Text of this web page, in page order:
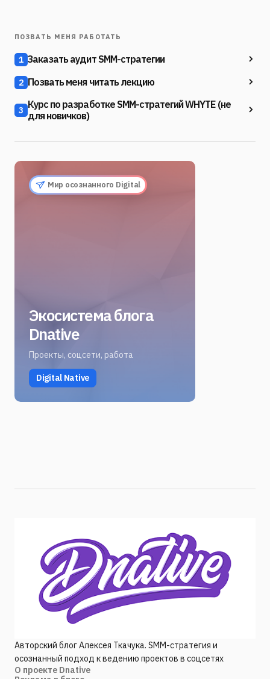
ПОЗВАТЬ МЕНЯ РАБОТАТЬ
1 Заказать аудит SMM-стратегии
2 Позвать меня читать лекцию
3 Курс по разработке SMM-стратегий WHYTE (не
для новичков)
Мир осознанного Digital
Экосистема блога
Dnative
Проекты, соцсети, работа
Digital Native
Авторский блог Алексея Ткачука. SMM-стратегия и
осознанный подход к ведению проектов в соцсетях
О проекте Dnative